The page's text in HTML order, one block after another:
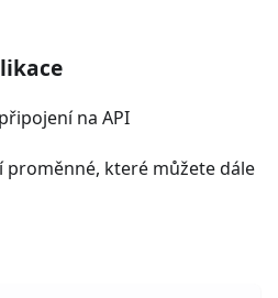
na API
proměnné, které můžete dále